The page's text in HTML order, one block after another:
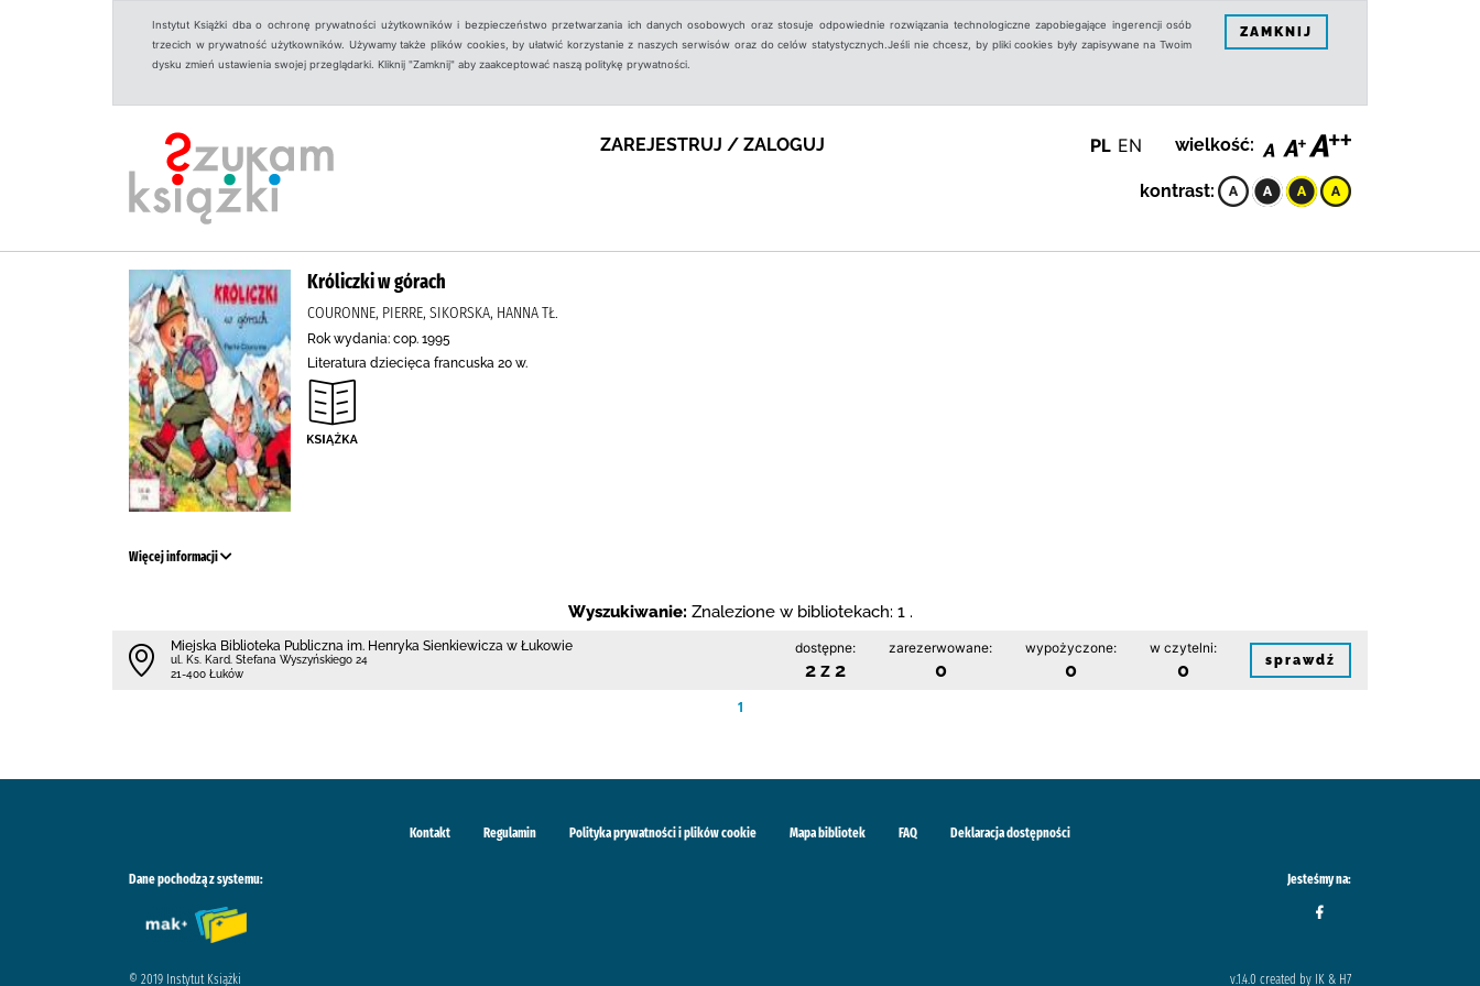
Instytut Książki dba o ochronę prywatności użytkowników i bezpieczeństwo przetwarzania ich danych osobowych oraz stosuje odpowiednie rozwiązania technologiczne zapobiegające ingerencji osób
trzecich w prywatność użytkowników. Używamy także plików cookies, by ułatwić korzystanie z naszych serwisów oraz do celów statystycznych.Jeśli nie chcesz, by pliki cookies były zapisywane na Twoim
dysku zmień ustawienia swojej przeglądarki. Kliknij "Zamknij" aby zaakceptować naszą politykę prywatności.
ZAMKNIJ
ZAREJESTRUJ / ZALOGUJ PL EN wielkość:
kontrast:
Króliczki w górach
COURONNE, PIERRE, SIKORSKA, HANNA TŁ.
Rok wydania: cop. 1995
Literatura dziecięca francuska 20 w.
Więcej informacji
Wyszukiwanie: Znalezione w bibliotekach: 1 .
Miejska Biblioteka Publiczna im. Henryka Sienkiewicza w Łukowie
ul. Ks. Kard. Stefana Wyszyńskiego 24
21-400 Łuków
dostępne:
2 z 2
zarezerwowane:
0
wypożyczone:
0
w czytelni:
0 sprawdź
1
Kontakt Regulamin Polityka prywatności i plików cookie Mapa bibliotek FAQ Deklaracja dostępności
Dane pochodzą z systemu: Jesteśmy na:
© 2019 Instytut Książki v.1.4.0 created by IK & H7